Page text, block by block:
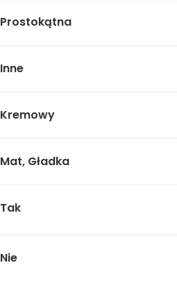
Prostokątna
Inne
Kremowy
Mat, Gładka
Tak
Nie